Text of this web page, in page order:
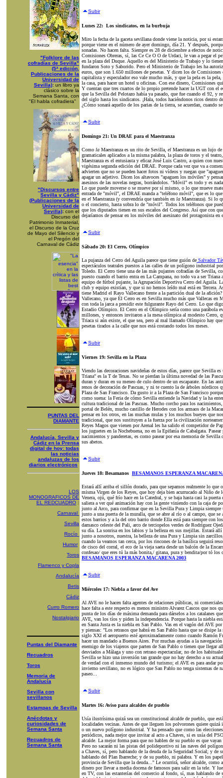
"Folklore de las
cofradías de Sevilla"
(5ª edición,
Publicaciones de la
Universidad de
Sevilla): un libro ya
clásico sobre la
Semana Santa, con
"El habla cofradiera"
"Discursos entre
Sevilla y Cádiz"
(Publicaciones de la
Universidad de
Sevilla): con el
Discurso del
Patrimonio Inmaterial,
el Discurso de la Cruz
de Mayo del Silencio y
el Pregón del
Carnaval de Cádiz
PUNTAS DEL
DIAMANTE
Andalucía, Sevilla y
Cádiz en la Prensa
digital de hoy: todas
las noticias
andaluzas de los
diarios electrónicos
LOS
MONOGRAFICOS DE
EL REDCUADRO :
Carnaval
Sevilla
Rocío
Humor
Toros
Flamenco y Copla
Andalucía
Betis
Cádiz
Curro Romero
Nostalgiario
Puntas del Diamante
Recuadros
Toros
Memoria de
Andalucía
Sevilla con
sevillanos
Estampas de Sevilla
Anécdotas y
curiosidades de
Semana Santa
Recuadros de
Semana Santa
Subir
Lunes 22: Los sindicatos, en la burbuja
Miro la fecha de la gaceta sevillana donde viene la noticia, por si
porque viene en el número de ayer domingo, día 21. Y después,
sonadas. No hacen falta. Siempre es 28 de diciembre a efectos de
Comisiones Obreras, sí, las Ce Ce O O de Urdaci, le van a pegar el
en la plaza del Duque. Aquello es del Ministerio de Trabajo y lo
fundaron Soto y Saborido. Pero el Ministerio de Trabajo les ha
euros, que son 1.650 millones de pesetas. Y dicen los de Comisiones
capitalista y especulador eso vale mucho más, y que la pela es la
la casa, para hacer un hotel u oficinas. Con ese dinero, Comisiones
Y cuentan que tres cuartos de lo propio pretende hacer la UGT con
que la Sevilla del Pelotazo había ya pasado, que fue cuando el 92, y
del siglo hasta los sindicatos. ¡Hala, todos haciéndonos ricos dentro
¿Cómo sonará aquello de los parias de la tierra, se acuerdan, cuando
Subir
Domingo 21: Un DRAE para el Maestranza
Como la Maestranza es un rito de Sevilla, el Maestranza es un lujo
gramaticales aplicados a la misma palabra, la plaza de toros y el
Maestranza es el entusiasta y eficaz José Luis Castro, a quien con
vigésima segunda edición del DRAE. Porque cada vez que va a
advierten que no se pueden hacer fotos ni vídeos y ruegan que
apagar un adjetivo. Dicen los altavoces "apaguen los móviles" y
asesinos de las novelas negras, borrándolos. "Móvil" es todo y es
Lo que puede moverse o se mueve por sí mismo, o lo que mueve
entrada de "móvil", el DRAE manda a "teléfono móvil", que es lo que
en el Maestranza (y convendría que también en la Maestranza). Si lo
o el concierto, hasta sobra lo de "móvil". Todos los teléfonos que
que los diputados tienen en sus escaños del Congreso. Así que con
dejaríamos de pensar en los móviles del asesinato del protagonista en
Subir
Sábado 20: El Cerro, Olímpico
La pujanza del Cerro del Aguila parece que tiene guión de Salvador
espectáculos teatrales puestos a las calles de un polígono industrial
Toledo. El Cerro tiene una de las más pujantes cofradías de Sevilla,
puesto cuando el barrio entra en La Campana, no todo va a ser
equipo de fútbol pujante, la Agrupación Deportiva Cerro del Aguila. La
club y equipo existían, y que si no hemos leído mal está en Tercera.
tiene Madrid el Rayo Vallecano frente a la partición dual de la
Vallecano, ya que El Cerro es en Sevilla mucho más que Vallecas
con toda la jarca a presidir este fulgurante Rayo del Cerro. Lo que
Estadio Olímpico. El Cerro en el Olímpico sería como una parábola
millones, y entonces invitaron a la mesa olímpica al modesto Cerro,
Triaca si aún existe, el que sea, pero al mal llamado Olímpico hay
pesetas tirados a la calle que nos está costando todos los meses.
Subir
Viernes 19: Sevilla en la Plaza
Viendo las decoraciones navideñas de estos días, parece que Sevilla
Triana" es la T de Texas. No se pierdan la última novedad de las
duran y duran en su meneo de culo dentro de un escaparate. En las
renos de decoración de Pascuas, y ni te cuento la de árboles nórdicos
Plaza de San Francisco. Da gusto ir a la Plaza de San Francisco
como suena: la Feria de cómo Sevilla entiende la Navidad y la ha
cultura tradicional de las Pascuas. Mucho corcho para los
portal de Belén, mucho castillo de Herodes con los armaos de la
pensar en los otros, en las muchas mulas y los muchos bueyes que
tradicional, que nos sustituyen a la fuerza por la civilización
Reyes Magos que vienen por Arenal les ha salido el competidor de
los juguetes en la Nochebuena, no en la Epifanía de Cabalgata.
nacimientos y panderetas, es como pasear por esa memoria de
sus abetos.
Subir
Jueves 18: Besamanos BESAMANOS ESPERANZA
Estará allí arriba el sillón dorado, para que sepamos realmente lo que
misma Virgen de los Reyes, que hoy deja bien acurrucado al Niño de
Venera, ojú, qué frío hace en la Catedral, y se baja hasta casi la
saliera a ver qué animación hay con la gente viniendo con la caja de
junto al Arco, para confirmar que en la Sevilla Pura y Limpia siempre
junto a una puerta de la muralla, que se abre al río o al campo, que se
estos barrios y a la del otro barrio donde Ella está para siempre con
damasco celeste del Pali, arco de terciopelos verdes de Rodríguez
su día. La sonrisa en los labios y la belleza en sus mejillas. Estará
junto a nosotros, nuestra, la belleza de una Pura y Limpia sin
cuando la veamos tan cerca, por los rincones de la basílica seguirá
de cisco del corral, el eco de la vieja saeta desde un balcón de la
confesao/ que eres tú la más bonita,/ gitana, pura y bendita/por tó los
BESAMANOS ESPERANZA MACARENA 2003
Subir
Miércoles 17: Niebla a favor del Ave
Al AVE no le hacen falta agentes de relaciones públicas, ni
hace falta a este respecto es menos ministro Alvarez Cascos que nos
punta de los días de máxima demanda para dárselos a los catalanes
AVE, van los tíos y piden la independencia. Porque hasta la niebla
en Santa Justa es la niebla en San Pablo. Vas en el vagón del AVE
y piensas: "Los retrasos que habrá en San Pablo hasta que se disipe
siglo XXI el aeropuerto esté aproximadamente como cuando Ramón
hacer un mandado a Buenos Aires. Por muchas ayudas a la
enemigo de los viajeros que parten de San Pablo o tienen que llegar
desviados a Málaga y uno con retraso espectacular, no de los
Sevilla se hizo una inversión tan grande que no hay derecho a su
de verdad con el inmenso mundo del turismo; el AVE es para andar
invierno sevillano, no es lógico que San Pablo no tenga sistemas de
paseo...
Subir
Martes 16: Aviso para alcaldes de pueblo
Usía ilustrísima quizá sea un constitucional alcalde de pueblo, que
localidades vecinas. Antes de que lleguen los polvorones quiere
o un nuevo polígono industrial. Y ha pensado que como las
periódicos, nada mejor que invitar al acto a Chaves, si es usía del
alcalde. La mejor forma para que no hablen de su pueblo es que
Pero no sacarán ni las pistas del polideportivo ni las naves del
a Chaves, sí, pero hablando de la deuda de la Seguridad Social; y de
hablando del Plan Ibarreche; y de su pueblo, ni palabra. Y en los
provincia de Sevilla que la deuda..." Le ocurrirá, señor alcalde, como
dinero por llevar a media docena de famosos para salir en la tele. Y
en TV, con las estanterías del comercio al fondo, sí, mas hablando